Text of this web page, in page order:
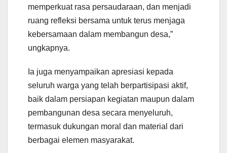
memperkuat rasa persaudaraan, dan menjadi
ruang refleksi bersama untuk terus menjaga
kebersamaan dalam membangun desa,”
ungkapnya.
Ia juga menyampaikan apresiasi kepada
seluruh warga yang telah berpartisipasi aktif,
baik dalam persiapan kegiatan maupun dalam
pembangunan desa secara menyeluruh,
termasuk dukungan moral dan material dari
berbagai elemen masyarakat.